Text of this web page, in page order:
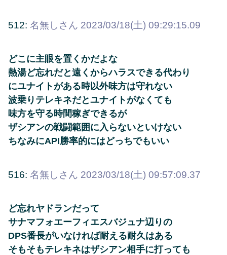
512: 名無しさん 2023/03/18(土) 09:29:15.09
どこに主眼を置くかだよな
熱湯ど忘れだと遠くからハラスできる代わり
にユナイトがある時以外味方は守れない
波乗りテレキネだとユナイトがなくても
味方を守る時間稼ぎできるが
ザシアンの戦闘範囲に入らないといけない
ちなみにAPI勝率的にはどっちでもいい
516: 名無しさん 2023/03/18(土) 09:57:09.37
ど忘れヤドランだって
サナマフォエーフィエスバジュナ辺りの
DPS番長がいなければ耐える耐久はある
そもそもテレキネはザシアン相手に打っても